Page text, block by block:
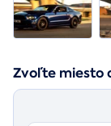
Zvoľte miesto